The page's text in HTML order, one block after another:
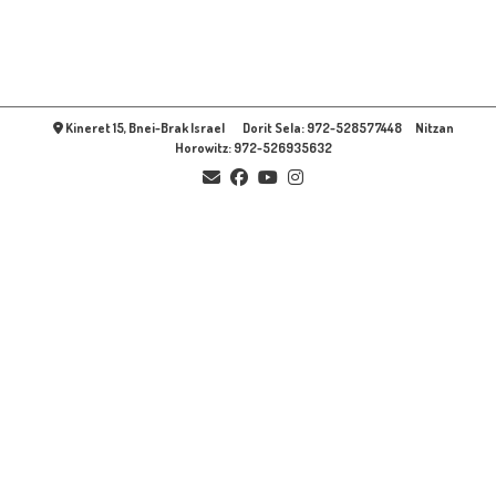
Kineret 15, Bnei-Brak Israel Dorit Sela: 972-528577448 Nitzan
Horowitz: 972-526935632